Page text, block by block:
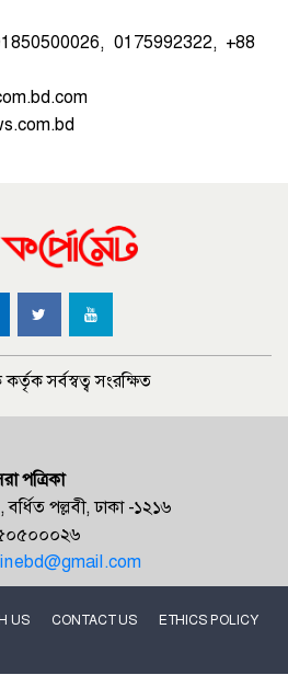
0175992322, +88
সর্বস্বত্ব সংরক্ষিত
পত্রিকা
বর্ধিত পল্লবী, ঢাকা -১২১৬
US CONTACT US
ETHICS POLICY